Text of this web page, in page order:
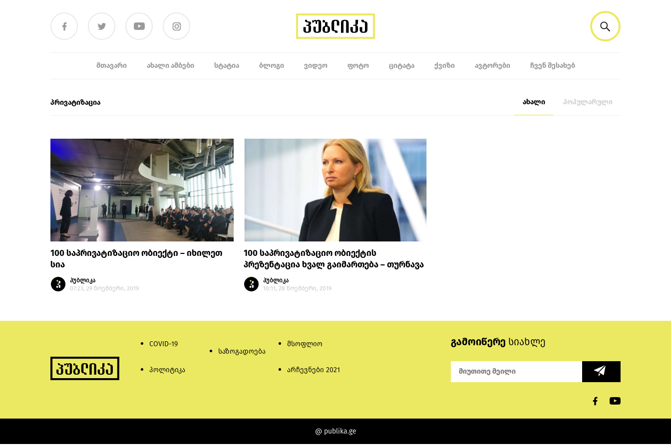
ᲛᲗᲐᲕᲐᲠᲘ ᲐᲮᲐᲚᲘ ᲐᲛᲑᲔᲑᲘ ᲡᲢᲐᲢᲘᲐ ᲑᲚᲝᲒᲘ ᲕᲘᲓᲔᲝ ᲤᲝᲢᲝ ᲪᲘᲢᲐᲢᲐ ᲥᲕᲘᲖᲘ ᲐᲕᲢᲝᲠᲔᲑᲘ ᲩᲕᲔᲜ ᲨᲔᲡᲐᲮᲔᲑ
პრივატიზაცია ახალი პოპულარული
100 საპრივატიზაციო ობიექტი – იხილეთ
სია
პუბლიკა
07:23, 29 ნოემბერი, 2019
100 საპრივატიზაციო ობიექტის
პრეზენტაცია ხვალ გაიმართება – თურნავა
პუბლიკა
10:11, 28 ნოემბერი, 2019
COVID-19
პოლიტიკა
საზოგადოება
მსოფლიო
არჩევნები 2021
გამოიწერე სიახლე
@ publika.ge